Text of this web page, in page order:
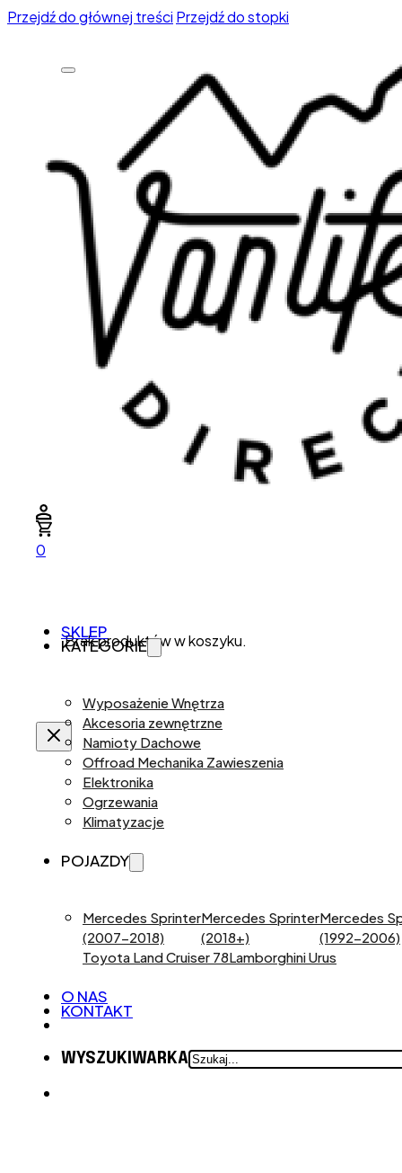
Przejdź do głównej treści Przejdź do stopki
0
Brak produktów w koszyku.
SKLEP
KATEGORIE
Wyposażenie Wnętrza
Akcesoria zewnętrzne
Namioty Dachowe
Offroad Mechanika Zawieszenia
Elektronika
Ogrzewania
Klimatyzacje
POJAZDY
Mercedes Sprinter
(2007-2018)
Mercedes Sprinter
(2018+)
Mercedes
(1992-2006)
Toyota Land Cruiser 78Lamborghini Urus
O NAS
KONTAKT
WYSZUKIWARKASZUKAJ